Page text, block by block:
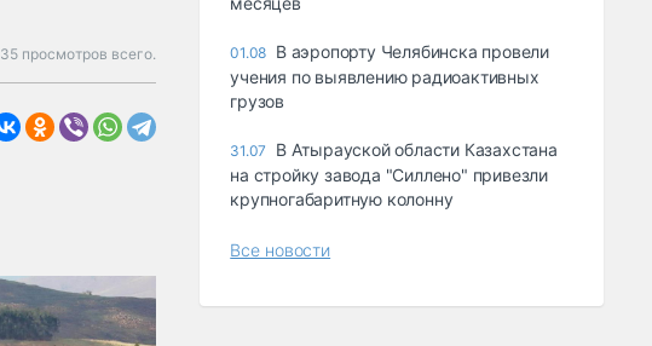
35 просмотров всего.
01.08 В аэропорту Челябинска провели
учения по выявлению радиоактивных
грузов
31.07
В Атырауской области Казахстана
на стройку завода "Силлено" привезли
крупногабаритную колонну
Все новости